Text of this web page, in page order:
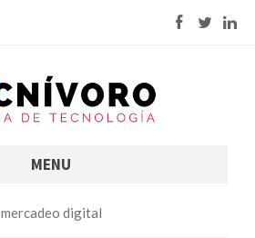
MENU
mercadeo digital